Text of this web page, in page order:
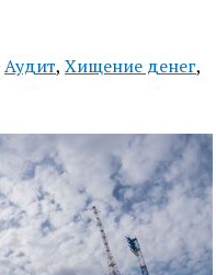
Аудит, Хищение денег,